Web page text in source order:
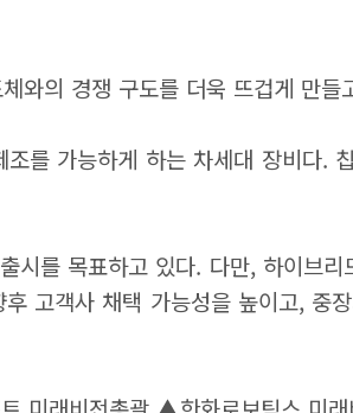
와의 경쟁 구도를 더욱 뜨겁게 만들
를 가능하게 하는 차세대 장비다.
를 목표하고 있다. 다만, 하이브리
고객사 채택 가능성을 높이고, 중